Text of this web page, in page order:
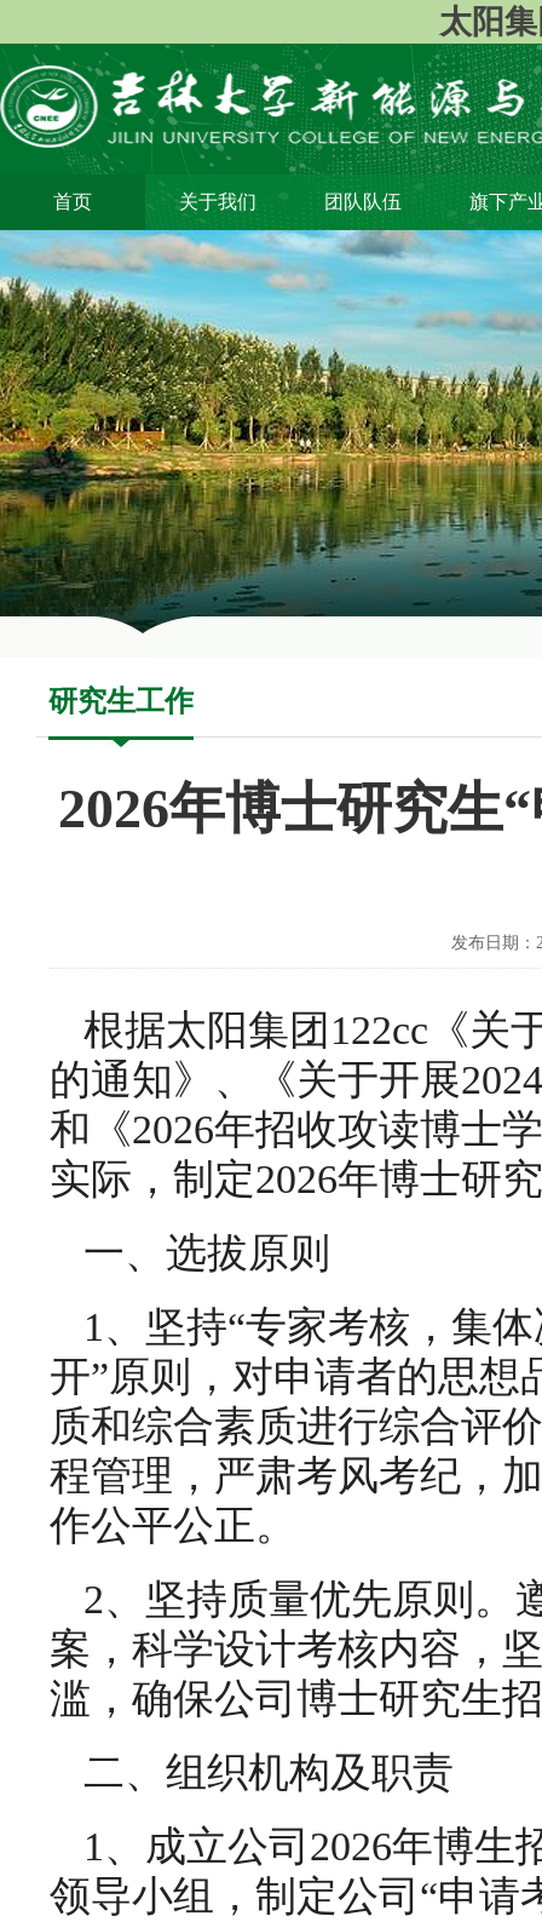
太阳
首页 关于我们 团队队伍 旗下产
研究生工作
2026年博士研究生
发布日期：
根据太阳集团122cc《关
的通知》、《关于开展
和《2026年招收攻读博士
实际，制定2026年博士研
一、选拔原则
1、坚持“专家考核，集
开”原则，对申请者的思
质和综合素质进行综合评
程管理，严肃考风考纪，
作公平公正。
2、坚持质量优先原则。
案，科学设计考核内容，
滥，确保公司博士研究生
二、组织机构及职责
1、成立公司2026年博
领导小组，制定公司“申请